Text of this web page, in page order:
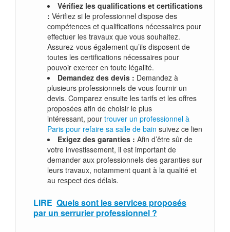
Vérifiez les qualifications et certifications
: Vérifiez si le professionnel dispose des
compétences et qualifications nécessaires pour
effectuer les travaux que vous souhaitez.
Assurez-vous également qu’ils disposent de
toutes les certifications nécessaires pour
pouvoir exercer en toute légalité.
Demandez des devis : Demandez à
plusieurs professionnels de vous fournir un
devis. Comparez ensuite les tarifs et les offres
proposées afin de choisir le plus
intéressant, pour trouver un professionnel à
Paris pour refaire sa salle de bain suivez ce lien
Exigez des garanties : Afin d’être sûr de
votre investissement, il est important de
demander aux professionnels des garanties sur
leurs travaux, notamment quant à la qualité et
au respect des délais.
LIRE Quels sont les services proposés
par un serrurier professionnel ?